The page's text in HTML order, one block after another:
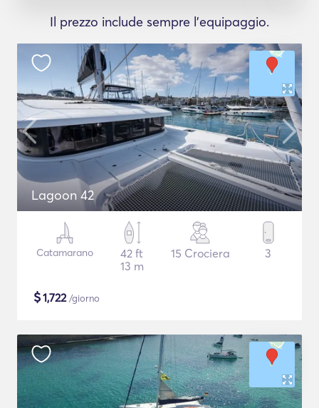
Il prezzo include sempre l'equipaggio.
Lagoon 42
Catamarano
42 ft
13 m
15 Crociera 3
$1,722/giorno